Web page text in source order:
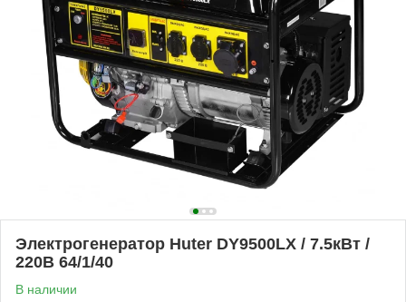
Электрогенератор Huter DY9500LХ / 7.5кВт /
220В 64/1/40
В наличии